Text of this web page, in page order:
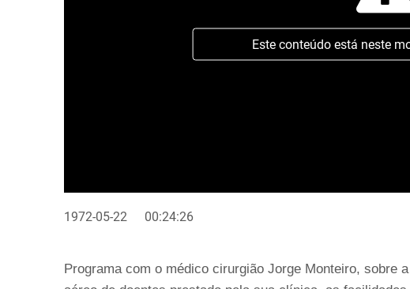
Este conteúdo está neste
1972-05-22 00:24:26
Programa com o médico cirurgião Jorge Monteiro, sobre